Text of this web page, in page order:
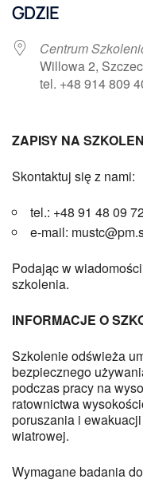
GDZIE
Centrum
Willowa 2,
tel. +48 914 809
ZAPISY NA
Skontaktuj się z nami:
tel.: +48 91 48 09
e-mail:
Podając w
szkolenia.
INFORMACJE O
Szkolenie odświeża
bezpiecznego
podczas pracy na
ratownictwa
poruszania i
wiatrowej.
Wymagane badania